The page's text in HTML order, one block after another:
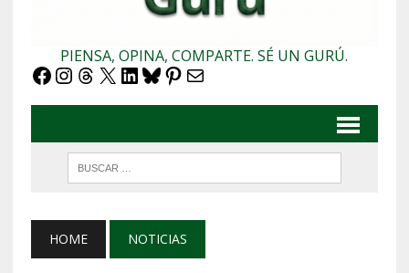
PIENSA, OPINA, COMPARTE. SÉ UN GURÚ.
Facebook
Instagram
Threads
X LinkedIn
Bluesky
Pinterest
Correo electrónico
HOME NOTICIAS